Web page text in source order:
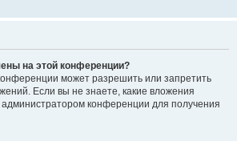
на этой конференции?
может разрешить или запретить
Если вы не знаете, какие вложения
конференции для получения